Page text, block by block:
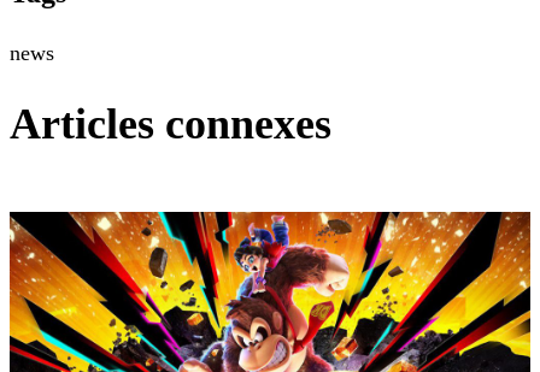
news
Articles connexes